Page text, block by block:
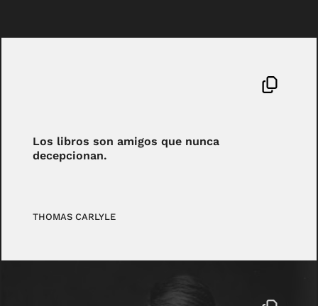
Los libros son amigos que nunca
decepcionan.
THOMAS CARLYLE